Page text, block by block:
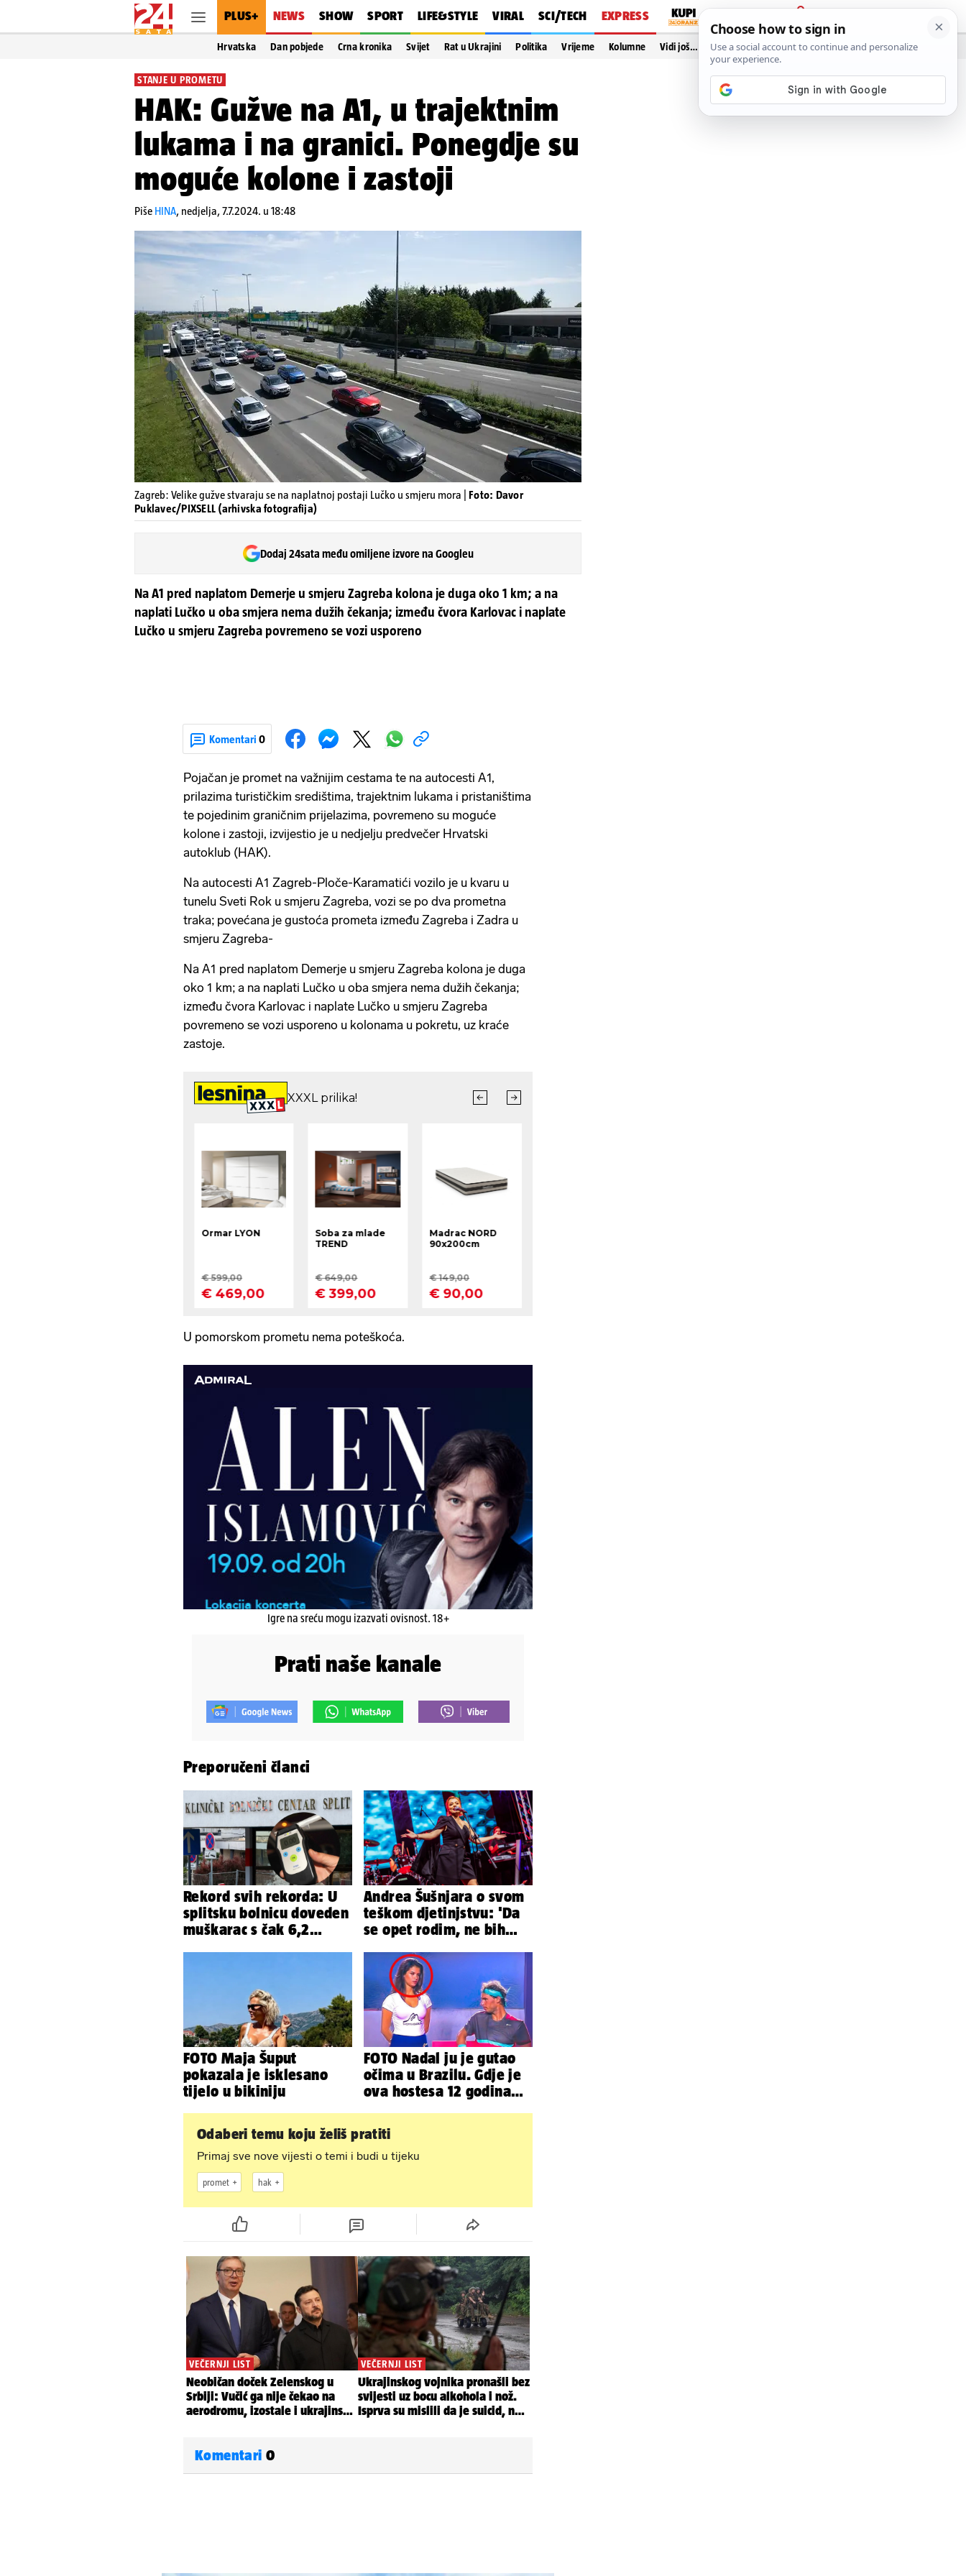
PLUS+ NEWS SHOW SPORT LIFE&STYLE VIRAL SCI/TECH EXPRESS
PRIJAVA
Hrvatska Dan pobjede Crna kronika Svijet Rat u Ukrajini Politika Vrijeme Kolumne Vidi još…
STANJE U PROMETU
HAK: Gužve na A1, u trajektnim
lukama i na granici. Ponegdje su
moguće kolone i zastoji
Piše HINA, nedjelja, 7.7.2024. u 18:48
Zagreb: Velike gužve stvaraju se na naplatnoj postaji Lučko u smjeru mora | Foto: Davor
Puklavec/PIXSELL (arhivska fotografija)
Dodaj 24sata među omiljene izvore na Googleu
Na A1 pred naplatom Demerje u smjeru Zagreba kolona je duga oko 1 km; a na
naplati Lučko u oba smjera nema dužih čekanja; između čvora Karlovac i naplate
Lučko u smjeru Zagreba povremeno se vozi usporeno
Komentari 0
Pojačan je promet na važnijim cestama te na autocesti A1,
prilazima turističkim središtima, trajektnim lukama i pristaništima
te pojedinim graničnim prijelazima, povremeno su moguće
kolone i zastoji, izvijestio je u nedjelju predvečer Hrvatski
autoklub (HAK).
Na autocesti A1 Zagreb-Ploče-Karamatići vozilo je u kvaru u
tunelu Sveti Rok u smjeru Zagreba, vozi se po dva prometna
traka; povećana je gustoća prometa između Zagreba i Zadra u
smjeru Zagreba-
Na A1 pred naplatom Demerje u smjeru Zagreba kolona je duga
oko 1 km; a na naplati Lučko u oba smjera nema dužih čekanja;
između čvora Karlovac i naplate Lučko u smjeru Zagreba
povremeno se vozi usporeno u kolonama u pokretu, uz kraće
zastoje.
U pomorskom prometu nema poteškoća.
Igre na sreću mogu izazvati ovisnost. 18+
Prati naše kanale
Preporučeni članci
Rekord svih rekorda: U
splitsku bolnicu doveden
muškarac s čak 6,2
Andrea Šušnjara o svom
teškom djetinjstvu: 'Da
se opet rodim, ne bih
FOTO Maja Šuput
pokazala je isklesano
tijelo u bikiniju
FOTO Nadal ju je gutao
očima u Brazilu. Gdje je
ova hostesa 12 godina
Odaberi temu koju želiš pratiti
Primaj sve nove vijesti o temi i budi u tijeku
promet hak
Komentari 0